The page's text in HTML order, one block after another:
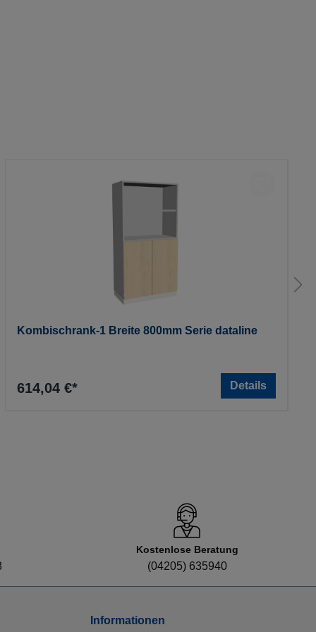
Kombischrank-1 Breite 800mm Serie dataline
614,04 €* Details
Kostenlose Beratung
(04205) 635940
Informationen